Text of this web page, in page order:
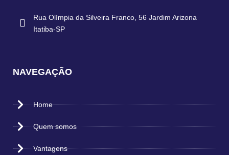
Rua Olímpia da Silveira Franco, 56 Jardim Arizona
Itatiba-SP
NAVEGAÇÃO
Home
Quem somos
Vantagens